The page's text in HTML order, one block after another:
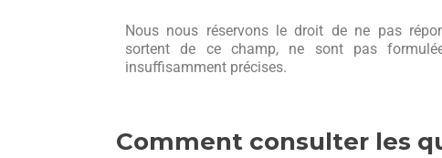
Nous nous réservons le droit de ne pas
sortent de ce champ, ne sont pas
insuffisamment précises.
Comment consulter les